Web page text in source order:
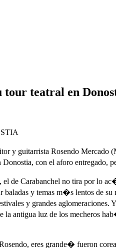
teatral en
y guitarrista Rosendo
con el aforo entregado,
el de Carabanchel no tira por lo
baladas y temas m�s lentos de
y grandes
la antigua luz de los mecheros
eres grande� fueron